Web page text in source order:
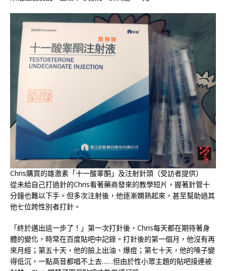
Chris購買的雄激素「十一酸睪酮」及注射針頭（受訪者提供）
從未給自己打過針的Chris看著藥商發來的教學短片，握著針管十
分鐘也難以下手。但多次注射後，他逐漸嫻熟起來，甚至幫助過其
他七位跨性別者打針。
「終於邁出這一步了！」第一次打針後，Chris每天都在期待著身
體的變化，時常在百度貼吧中記錄。打針後的第一個月，他沒有再
來月經；第五十天，他的臉上出油、爆痘；第七十天，他的嗓子變
得低沉，一點高音都唱不上去……但由於性小眾主題的貼吧接連被